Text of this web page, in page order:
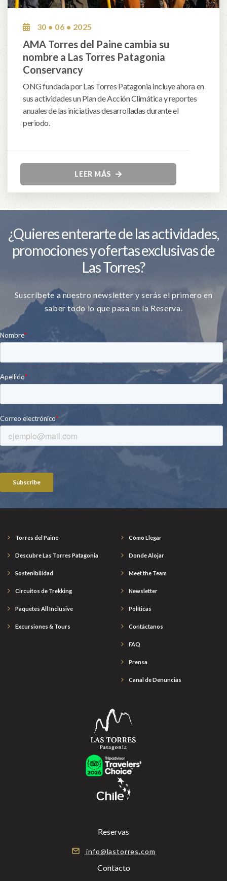
30 • 06 • 2025
AMA Torres del Paine cambia su
nombre a Las Torres Patagonia
Conservancy
ONG fundada por Las Torres Patagonia incluye ahora en
sus actividades un Plan de Acción Climática y reportes
anuales de las iniciativas desarrolladas durante el
periodo.
LEER MÁS
¿Quieres enterarte de las actividades,
promociones y ofertas exclusivas de
Las Torres?
Suscríbete a nuestro newsletter y serás el primero en
saber todo lo que pasa en la Reserva.
Torres del Paine
Descubre Las Torres Patagonia
Sostenibilidad
Circuitos de Trekking
Paquetes All Inclusive
Excursiones & Tours
Cómo Llegar
Donde Alojar
Meet the Team
Newsletter
Políticas
Contáctanos
FAQ
Prensa
Canal de Denuncias
Reservas
info@lastorres.com
Contacto